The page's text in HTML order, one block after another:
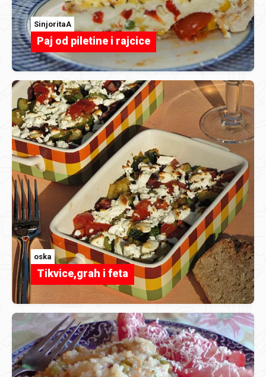
SinjoritaA
Paj od piletine i rajcice
oska
Tikvice,grah i feta